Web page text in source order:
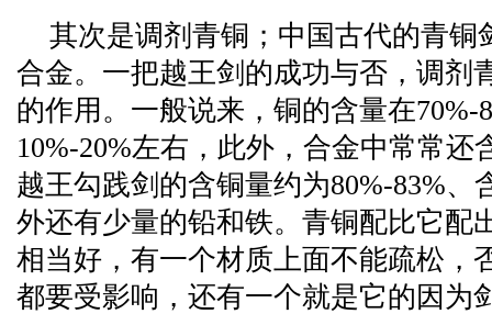
其次是调剂青铜；中国古代的青铜
合金。一把越王剑的成功与否，调剂
的作用。一般说来，铜的含量在70%-
10%-20%左右，此外，合金中常常还
越王勾践剑的含铜量约为80%-83%、
外还有少量的铅和铁。青铜配比它配
相当好，有一个材质上面不能疏松，
都要受影响，还有一个就是它的因为